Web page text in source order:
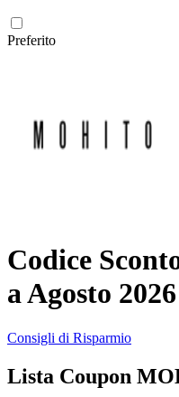
eBay
YOOX
ITA Airways
Vacanze e
Hotel
Cosmetici e
Preferito
Codice
a Agosto 2026
Consigli di Risparmio
Lista Coupon